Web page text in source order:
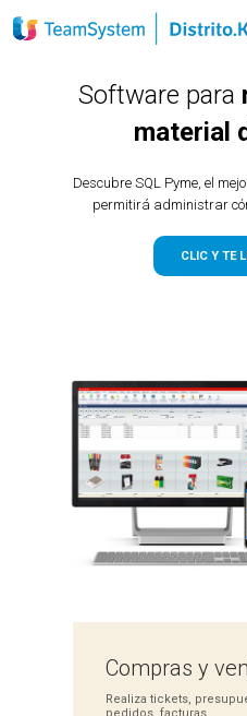
Software para
material
Descubre SQL Pyme, el
permitirá administrar
CLIC Y TE
Comprasy
Realiza tickets,